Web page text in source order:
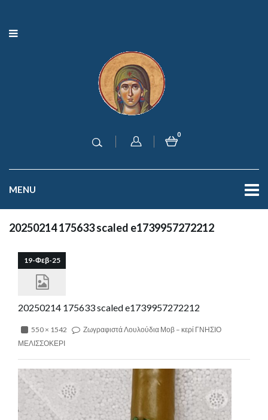
0
MENU
20250214 175633 scaled e1739957272212
19-Φεβ-25
20250214 175633 scaled e1739957272212
550 × 1542
Ζωγραφιστά Λουλούδια Μοβ – κερί ΓΝΗΣΙΟ
ΜΕΛΙΣΣΟΚΕΡΙ